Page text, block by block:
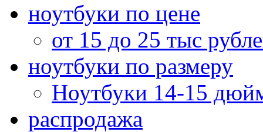
ноутбуки по цене
от 15 до 25 тыс
ноутбуки по размеру
Ноутбуки 14-15
распродажа